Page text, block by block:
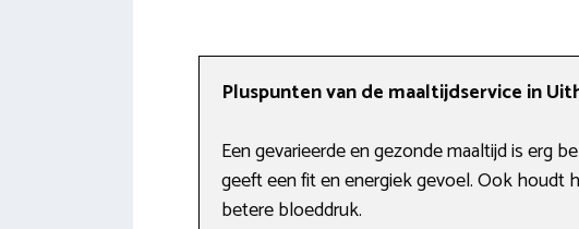
Pluspunten van de maaltijdservice in
Een gevarieerde en gezonde maaltijd is erg
geeft een fit en energiek gevoel. Ook houdt
betere bloeddruk.